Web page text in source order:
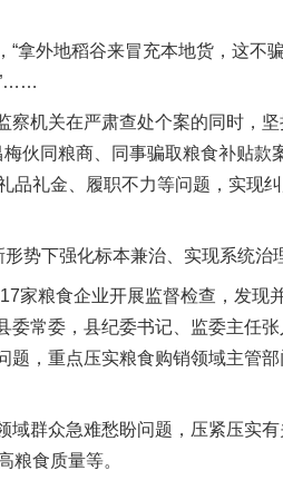
外地稻谷来冒充本地货，这不骗
”……
机关在严肃查处个案的同时，坚
伙同粮商、同事骗取粮食补贴款
礼金、履职不力等问题，实现
下强化标本兼治、实现系统治
粮食企业开展监督检查，发现
常委，县纪委书记、监委主任
，重点压实粮食购销领域主管
群众急难愁盼问题，压紧压实有
粮食质量等。
“十大案例”出炉！